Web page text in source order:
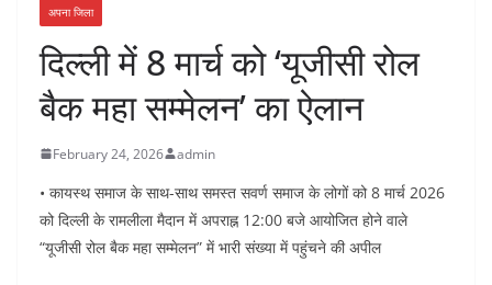
अपना जिला
दिल्ली में 8 मार्च को ‘यूजीसी रोल
बैक महा सम्मेलन’ का ऐलान
February 24, 2026 admin
• कायस्थ समाज के साथ-साथ समस्त सवर्ण समाज के लोगों को 8 मार्च 2026
को दिल्ली के रामलीला मैदान में अपराह्न 12:00 बजे आयोजित होने वाले
“यूजीसी रोल बैक महा सम्मेलन” में भारी संख्या में पहुंचने की अपील